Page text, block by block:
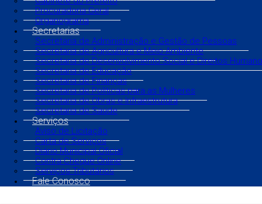
Procuradoria Geral
Organograma
Secretarias
Secretaria de Administração e Gestão de Pessoas
Secretaria de Agricultura e Meio Ambiente
Secretaria de Desenvolvimento Social e Direitos
Secretaria de Educação
Secretaria de Finanças
Secretaria de Políticas para as Mulheres
Secretaria de Obras e Infraestrutura
Secretaria de Saúde
Serviços
Aviso de Licitação
Carta de Serviços
Diário Municipal Oficial
Contra Cheque Online
Serviços Tributários
Fale Conosco